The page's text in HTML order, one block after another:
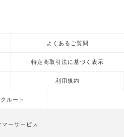
よくあるご質問
特定商取引法に基づく表示
利用規約
クルート
マーサービス